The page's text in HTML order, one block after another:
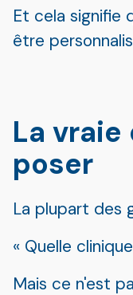
Et cela signifie
être
La
poser
La plupart des
« Quelle
Mais ce n'est